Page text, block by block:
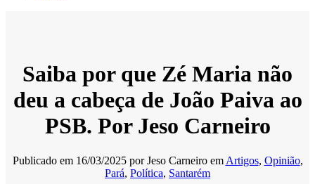
Saiba por que Zé Maria não
deu a cabeça de João Paiva ao
PSB. Por Jeso Carneiro
Publicado em 16/03/2025 porJeso Carneiro em Artigos, Opinião,
Pará, Política, Santarém